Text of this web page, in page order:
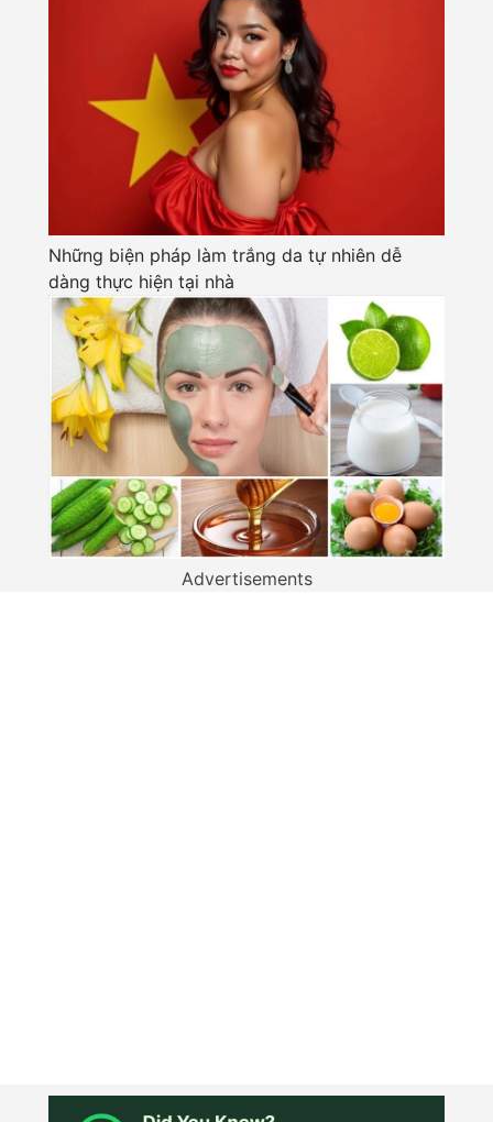
Những biện pháp làm trắng da tự nhiên dễ
dàng thực hiện tại nhà
Advertisements